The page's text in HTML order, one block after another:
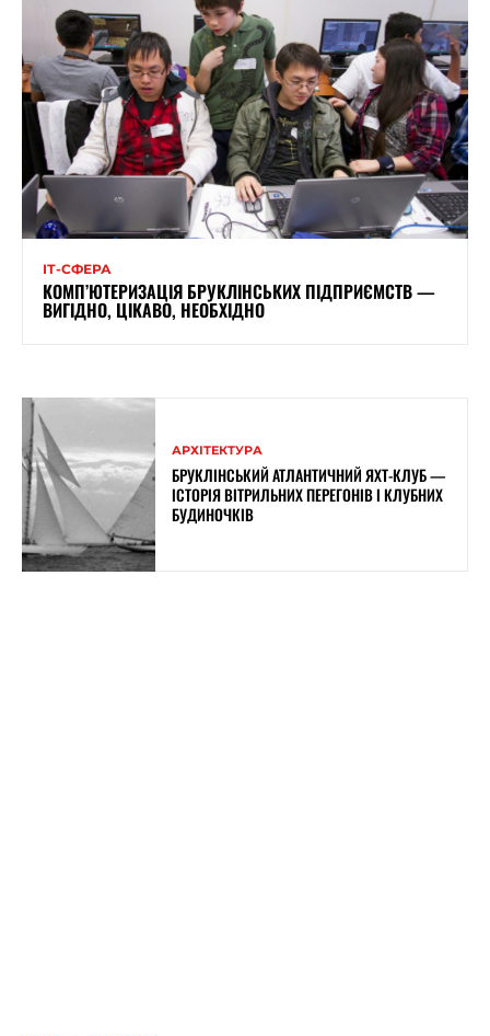
ІТ-СФЕРА
КОМП’ЮТЕРИЗАЦІЯ БРУКЛІНСЬКИХ ПІДПРИЄМСТВ —
ВИГІДНО, ЦІКАВО, НЕОБХІДНО
АРХІТЕКТУРА
БРУКЛІНСЬКИЙ АТЛАНТИЧНИЙ ЯХТ-КЛУБ —
ІСТОРІЯ ВІТРИЛЬНИХ ПЕРЕГОНІВ І КЛУБНИХ
БУДИНОЧКІВ